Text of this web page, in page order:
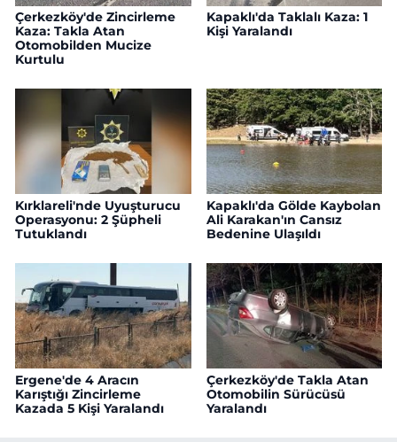
Çerkezköy'de Zincirleme
Kaza: Takla Atan
Otomobilden Mucize
Kurtulu
Kapaklı'da Taklalı Kaza: 1
Kişi Yaralandı
Kırklareli'nde Uyuşturucu
Operasyonu: 2 Şüpheli
Tutuklandı
Kapaklı'da Gölde Kaybolan
Ali Karakan'ın Cansız
Bedenine Ulaşıldı
Ergene'de 4 Aracın
Karıştığı Zincirleme
Kazada 5 Kişi Yaralandı
Çerkezköy'de Takla Atan
Otomobilin Sürücüsü
Yaralandı